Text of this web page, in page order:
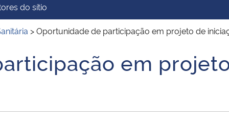
Ministério do
Desenvolvimento Regional
União
Advocacia-Geral da União Banco Central do Brasil
do sítio
>Oportunidade de participação em projeto de
em